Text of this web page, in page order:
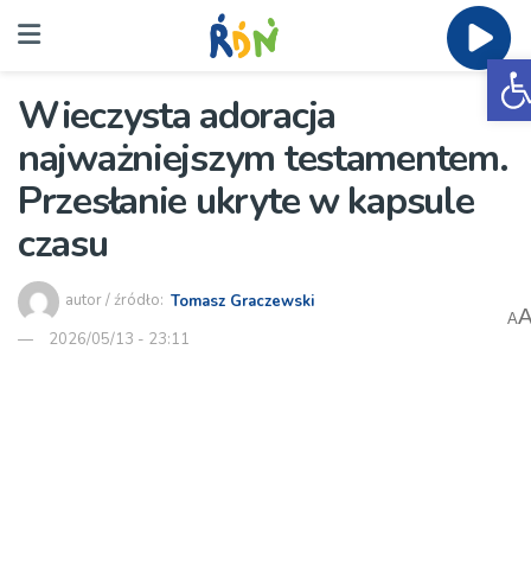
Wieczysta adoracja
najważniejszym testamentem.
Przesłanie ukryte w kapsule
czasu
autor / źródło: Tomasz Graczewski
2026/05/13 - 23:11
A